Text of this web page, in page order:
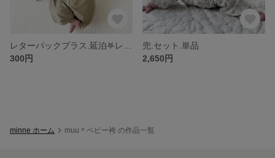
300円
兜.セット.単品
2,650円
minne ホーム muu＊ベビー袴 の作品一覧